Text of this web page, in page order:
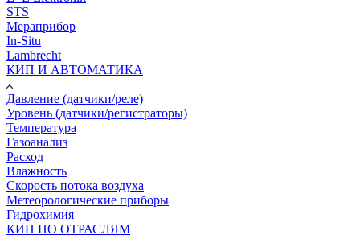
STS
Мераприбор
In-Situ
Lambrecht
КИП И АВТОМАТИКА
Давление (датчики/реле)
Уровень (датчики/регистраторы)
Температура
Газоанализ
Расход
Влажность
Скорость потока воздуха
Метеорологические приборы
Гидрохимия
КИП ПО ОТРАСЛЯМ